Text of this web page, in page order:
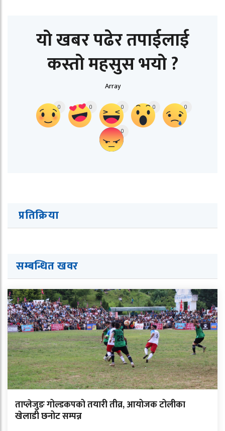
यो खबर पढेर तपाईलाई
कस्तो महसुस भयो ?
Array
0 0 0 0 0
0
प्रतिक्रिया
सम्बन्धित खवर
ताप्लेजुङ गोल्डकपको तयारी तीव्र, आयोजक टोलीका
खेलाडी छनोट सम्पन्न